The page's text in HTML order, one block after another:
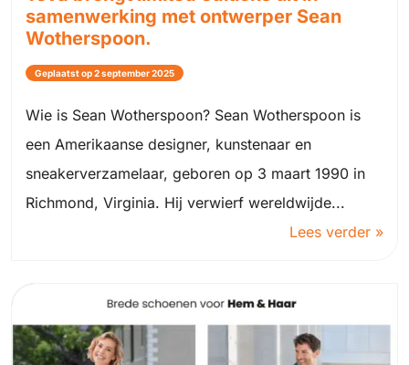
samenwerking met ontwerper Sean
Wotherspoon.
Geplaatst op 2 september 2025
Wie is Sean Wotherspoon? Sean Wotherspoon is
een Amerikaanse designer, kunstenaar en
sneakerverzamelaar, geboren op 3 maart 1990 in
Richmond, Virginia. Hij verwierf wereldwijde...
Lees verder »